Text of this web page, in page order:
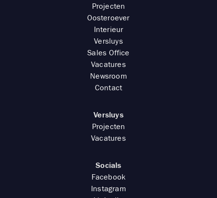
Projecten
Oosteroever
Interieur
Versluys
Sales Office
Vacatures
Newsroom
Contact
Versluys
Projecten
Vacatures
Socials
Facebook
Instagram